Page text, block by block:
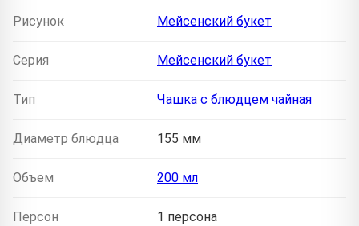
Рисунок Мейсенский букет
Серия Мейсенский букет
Тип Чашка с блюдцем чайная
Диаметр блюдца 155 мм
Объем 200 мл
Персон 1 персона